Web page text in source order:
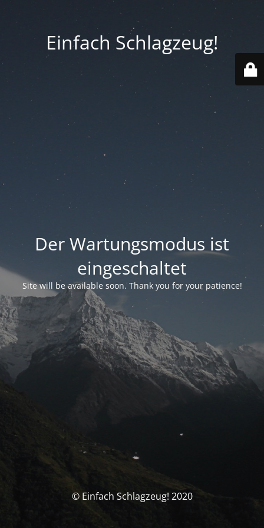
Einfach Schlagzeug!
Der Wartungsmodus ist
eingeschaltet
Site will be available soon. Thank you for your patience!
© Einfach Schlagzeug! 2020